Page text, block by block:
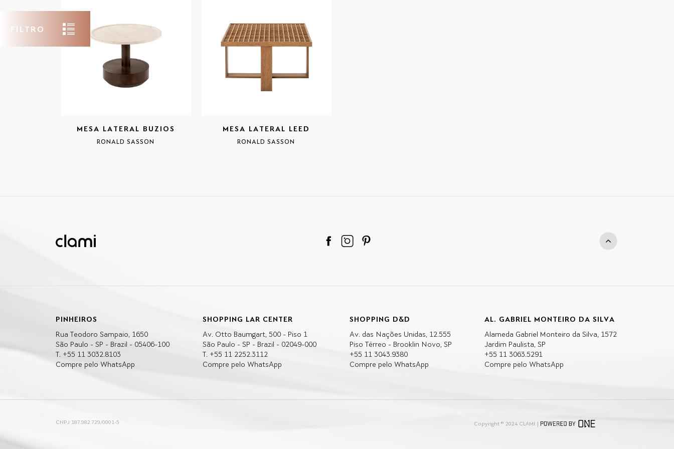
FILTRO
MESA LATERAL BUZIOS
RONALD SASSON
MESA LATERAL LEED
RONALD SASSON
PINHEIROS
Rua Teodoro Sampaio, 1650
São Paulo - SP - Brazil - 05406-100
T. +55 11 3032.8103
Compre pelo WhatsApp
SHOPPING LAR CENTER
Av. Otto Baumgart, 500 - Piso 1
São Paulo - SP - Brazil - 02049-000
T. +55 11 2252.3112
Compre pelo WhatsApp
SHOPPING D&D
Av. das Nações Unidas, 12.555
Piso Térreo - Brooklin Novo, SP
+55 11 3043.9380
Compre pelo WhatsApp
AL. GABRIEL MONTEIRO DA SILVA
Alameda Gabriel Monteiro da Silva, 1572
Jardim Paulista, SP
+55 11 3063.5291
Compre pelo WhatsApp
CNPJ 187.982.729/0001-5 Copyright ® 2024 CLAMI |